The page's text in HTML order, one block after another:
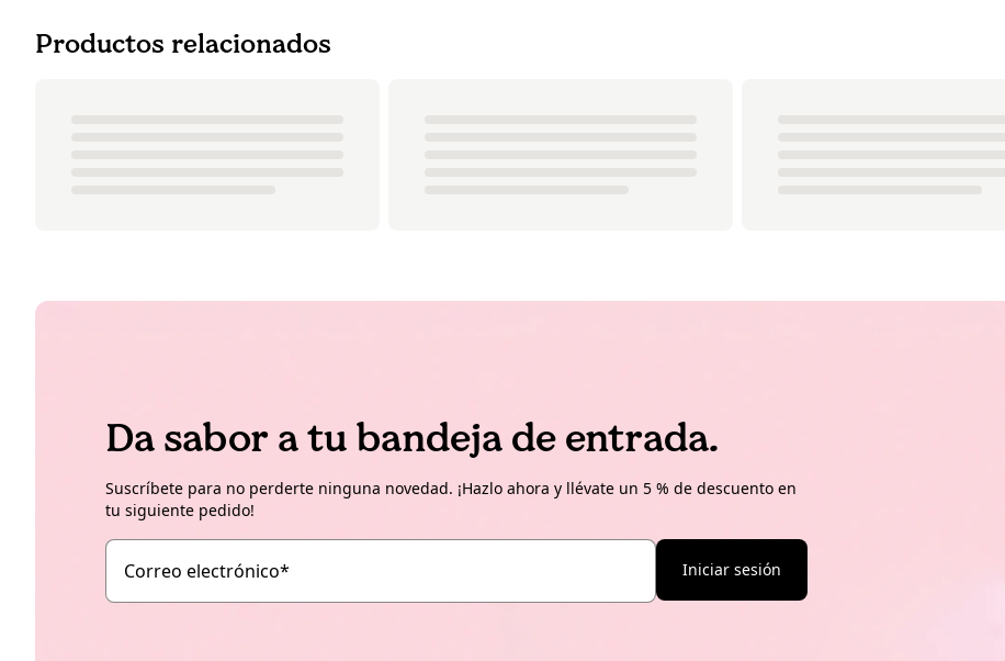
Productos relacionados
Da sabor a tu bandeja de entrada.
Suscríbete para no perderte ninguna novedad. ¡Hazlo ahora y llévate un 5 % de descuento en
tu siguiente pedido!
Correo electrónico* Iniciar sesión